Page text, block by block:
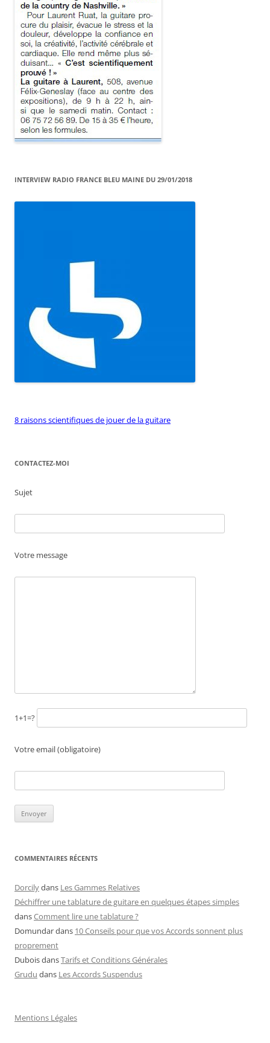
INTERVIEW RADIO FRANCE BLEU MAINE DU 29/01/2018
8 raisons scientifiques de jouer de la guitare
CONTACTEZ-MOI
Sujet
Votre message
1+1=?
Votre email (obligatoire)
COMMENTAIRES RÉCENTS
Dorcilydans Les Gammes Relatives
Déchiffrer une tablature de guitare en quelques étapes simples
dansComment lire une tablature ?
Domundardans 10 Conseils pour que vos Accords sonnent plus
proprement
DuboisdansTarifs et Conditions Générales
Grudu dans Les Accords Suspendus
Mentions Légales